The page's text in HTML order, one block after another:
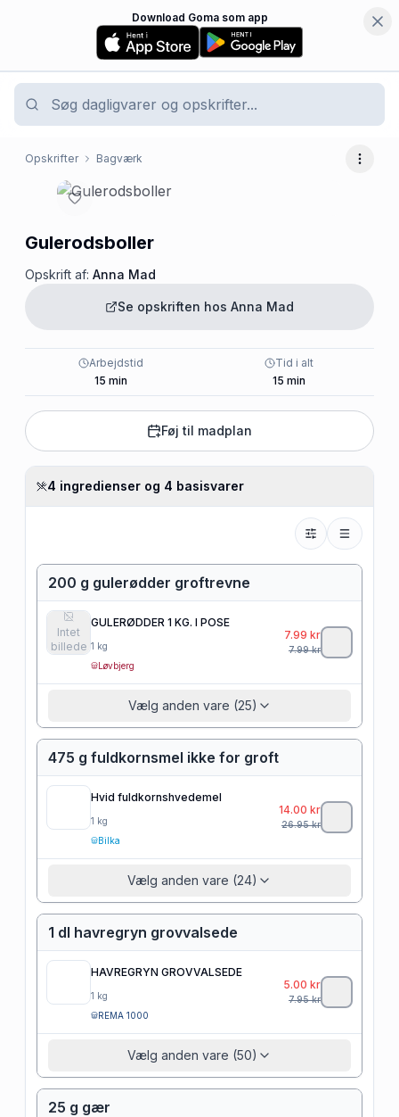
Download Goma som app
Opskrifter Bagværk Flere
Gulerodsboller
Opskrift af: Anna Mad
Se opskriften hos Anna Mad
Arbejdstid
15 min
Tid i alt
15 min
Føj til madplan
4 ingredienser og 4 basisvarer
200 g gulerødder groftrevne
Intet
billede
GULERØDDER 1 KG. I POSE
1 kg
Løvbjerg
7.99 kr
7.99kr
Vælg anden vare (25)
475 g fuldkornsmel ikke for groft
Hvid fuldkornshvedemel
1 kg
Bilka
14.00 kr
26.95kr
Vælg anden vare (24)
1 dl havregryn grovvalsede
HAVREGRYN GROVVALSEDE
1 kg
REMA 1000
5.00 kr
7.95kr
Vælg anden vare (50)
25 g gær